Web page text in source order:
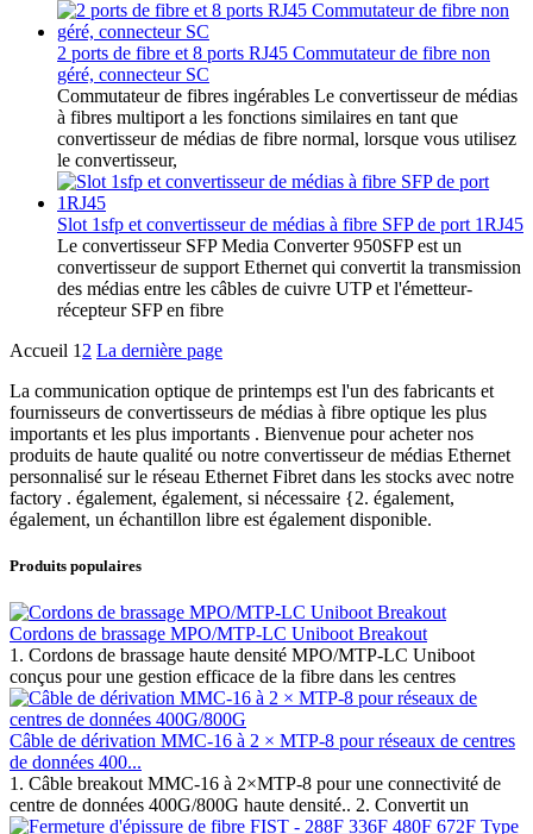
2 ports de fibre et 8 ports RJ45 Commutateur de fibre non
géré, connecteur SC
Commutateur de fibres ingérables Le convertisseur de médias
à fibres multiport a les fonctions similaires en tant que
convertisseur de médias de fibre normal, lorsque vous utilisez
le convertisseur,
Slot 1sfp et convertisseur de médias à fibre SFP de port 1RJ45
Le convertisseur SFP Media Converter 950SFP est un
convertisseur de support Ethernet qui convertit la transmission
des médias entre les câbles de cuivre UTP et l'émetteur-
récepteur SFP en fibre
Accueil 1 2 La dernière page
La communication optique de printemps est l'un des fabricants et
fournisseurs de convertisseurs de médias à fibre optique les plus
importants et les plus importants . Bienvenue pour acheter nos
produits de haute qualité ou notre convertisseur de médias Ethernet
personnalisé sur le réseau Ethernet Fibret dans les stocks avec notre
factory . également, également, si nécessaire {2. également,
également, un échantillon libre est également disponible.
Produits populaires
Cordons de brassage MPO/MTP-LC Uniboot Breakout
1. Cordons de brassage haute densité MPO/MTP-LC Uniboot
conçus pour une gestion efficace de la fibre dans les centres
Câble de dérivation MMC-16 à 2 × MTP-8 pour réseaux de centres
de données 400...
1. Câble breakout MMC-16 à 2×MTP-8 pour une connectivité de
centre de données 400G/800G haute densité.. 2. Convertit un